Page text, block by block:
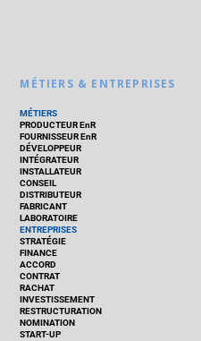
MÉTIERS & ENTREPRISES
MÉTIERS
PRODUCTEUR EnR
FOURNISSEUR EnR
DÉVELOPPEUR
INTÉGRATEUR
INSTALLATEUR
CONSEIL
DISTRIBUTEUR
FABRICANT
LABORATOIRE
ENTREPRISES
STRATÉGIE
FINANCE
ACCORD
CONTRAT
RACHAT
INVESTISSEMENT
RESTRUCTURATION
NOMINATION
START-UP